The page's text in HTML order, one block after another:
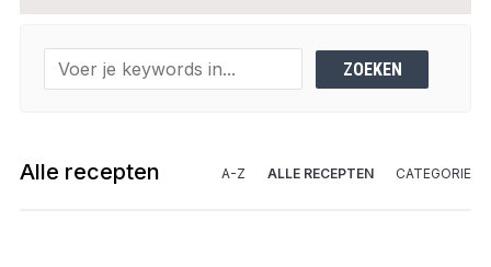
A-Z ALLE RECEPTEN CATEGORIE
Alle recepten